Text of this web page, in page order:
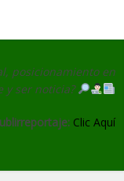
posicionamiento en
y ser noticia?
Clic Aquí